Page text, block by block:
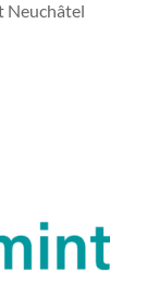
Neuchâtel